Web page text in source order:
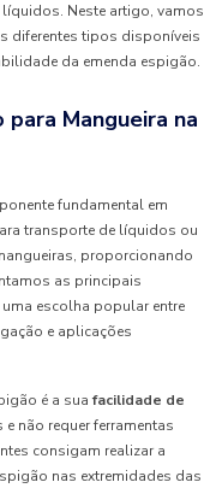
Neste artigo, vamos
diferentes tipos disponíveis
da emenda espigão.
para Mangueira na
fundamental em
transporte de líquidos ou
proporcionando
as principais
escolha popular entre
e aplicações
é a suafacilidade de
não requer ferramentas
consigam realizar a
nas extremidades das